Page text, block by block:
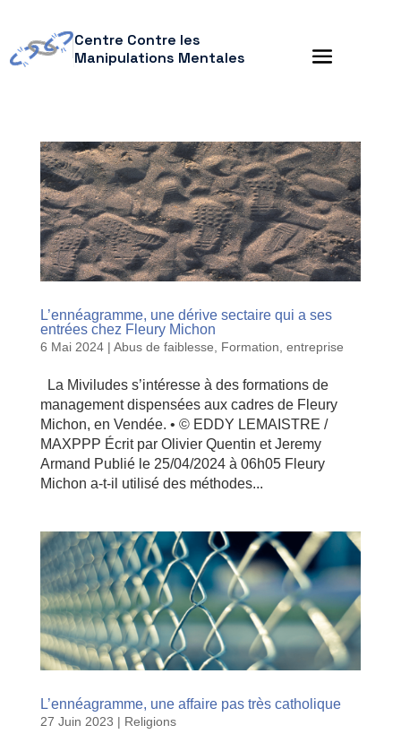
Centre Contre les
Manipulations Mentales
L’ennéagramme, une dérive sectaire qui a ses
entrées chez Fleury Michon
6 Mai 2024| Abus de faiblesse Formation, entreprise
La Miviludes s’intéresse à des formations de
management dispensées aux cadres de Fleury
Michon, en Vendée. • © EDDY LEMAISTRE /
MAXPPP Écrit par Olivier Quentin et Jeremy
Armand Publié le 25/04/2024 à 06h05 Fleury
Michon a-t-il utilisé des méthodes...
L’ennéagramme, une affaire pas très catholique
27 Juin 2023 | Religions